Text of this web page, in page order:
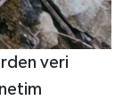
veri